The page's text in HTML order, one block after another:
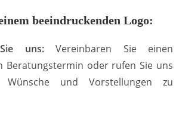
beeindruckenden Logo:
uns:Vereinbaren Sie einen
Beratungstermin oder rufen Sie uns
und Vorstellungen zu